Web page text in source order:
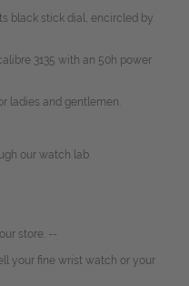
black stick dial, encircled by
3135 with an 50h power
ladies and gentlemen.
our watch lab.
store. --
your fine wrist watch or your